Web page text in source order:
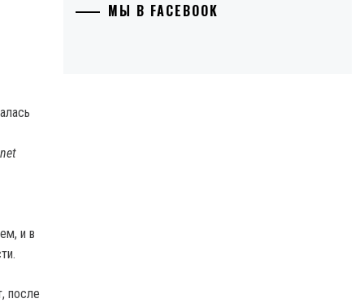
и в
после
МЫ В FACEBOOK